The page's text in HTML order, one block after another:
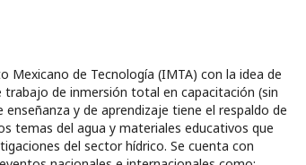
Mexicano de Tecnología (IMTA) con la idea de
trabajo de inmersión total en capacitación (sin
y de aprendizaje tiene el respaldo de
temas del agua y materiales educativos que
del sector hídrico. Se cuenta con